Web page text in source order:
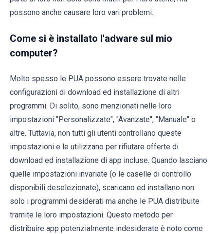
possono anche causare loro vari problemi.
Come si è installato l'adware sul mio
computer?
Molto spesso le PUA possono essere trovate nelle
configurazioni di download ed installazione di altri
programmi. Di solito, sono menzionati nelle loro
impostazioni "Personalizzate", "Avanzate", "Manuale" o
altre. Tuttavia, non tutti gli utenti controllano queste
impostazioni e le utilizzano per rifiutare offerte di
download ed installazione di app incluse. Quando lasciano
quelle impostazioni invariate (o le caselle di controllo
disponibili deselezionate), scaricano ed installano non
solo i programmi desiderati ma anche le PUA distribuite
tramite le loro impostazioni. Questo metodo per
distribuire app potenzialmente indesiderate è noto come